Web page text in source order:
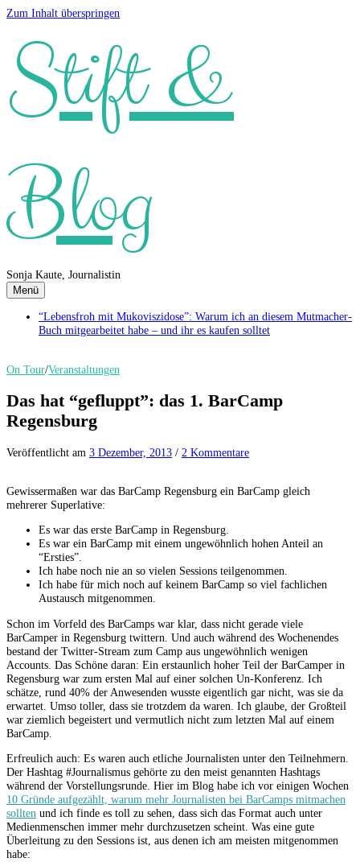
Zum Inhalt überspringen
Stift &
Blog
Sonja Kaute, Journalistin
Menü
“Lebensfroh mit Mukoviszidose”: Warum ich an diesem Mutmacher-
Buch mitgearbeitet habe – und ihr es kaufen solltet
On Tour/Veranstaltungen
Das hat “gefluppt”: das 1. BarCamp
Regensburg
Veröffentlicht am 3 Dezember, 2013 / 2 Kommentare
Gewissermaßen war das BarCamp Regensburg ein BarCamp gleich
mehrerer Superlative:
Es war das erste BarCamp in Regensburg.
Es war ein BarCamp mit einem ungewöhnlich hohen Anteil an
“Ersties”.
Ich habe noch nie an so vielen Sessions teilgenommen.
Ich habe für mich noch auf keinem BarCamp so viel fachlichen
Austausch mitgenommen.
Schon im Vorfeld des BarCamps war klar, dass nicht gerade viele
BarCamper in Regensburg twittern. Und auch während des Wochenendes
bestand der Twitter-Stream zum Camp aus ungewöhnlich wenigen
Accounts. Das Schöne daran: Ein erstaunlich hoher Teil der BarCamper in
Regensburg war zum ersten Mal auf einer solchen Un-Konferenz. Ich
schätze, rund 40% der Anwesenden wusste eigentlich gar nicht, was sie da
erwartet. Umso toller, dass sie trotzdem da waren. Ich glaube, der Großteil
war ziemlich begeistert und vermutlich nicht zum letzten Mal auf einem
BarCamp.
Erfreulich auch: Es waren auch etliche Journalisten unter den Teilnehmern.
Der Hashtag #Journalismus gehörte zu den meist genannten Hashtags
während der Vorstellungsrunde. Hier im Blog habe ich vor einigen Wochen
10 Gründe aufgezählt, warum mehr Journalisten bei BarCamps mitmachen
sollten und ich finde es toll zu sehen, dass sich das Format auch unter
Medienmenschen immer mehr durchzusetzen scheint. Was eine gute
Überleitung zu den Sessions ist, aus denen ich am meisten mitgenommen
habe: